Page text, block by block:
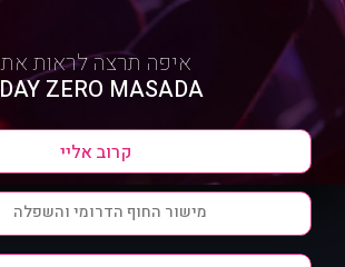
איפה תרצה לראות את
DAY ZERO MASADA?
מישור החוף הדרומי והשפלה